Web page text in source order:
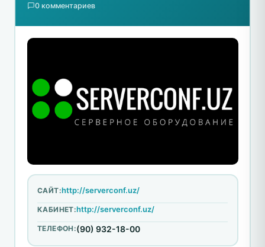
0 комментариев
САЙТ:http://serverconf.uz/
КАБИНЕТ:http://serverconf.uz/
ТЕЛЕФОН:(90) 932-18-00